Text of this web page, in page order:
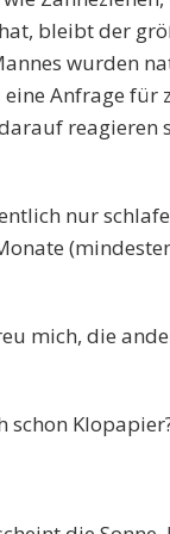
bleibt der
wurden
Anfrage
reagieren
nur
mich, die
schon